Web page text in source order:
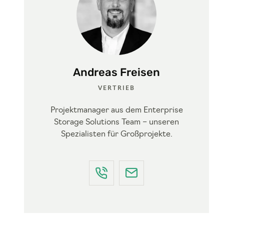
Andreas Freisen
VERTRIEB
Projektmanager aus dem Enterprise
Storage Solutions Team – unseren
Spezialisten für Großprojekte.